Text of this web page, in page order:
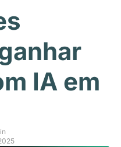
IA em